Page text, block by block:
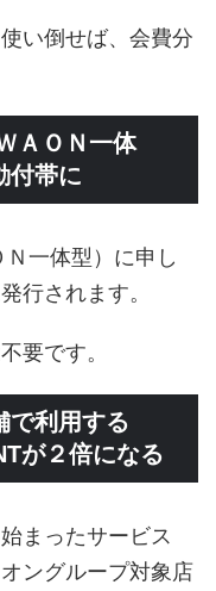
い倒せば、会費分
ＡＯＮ一体
付帯に
一体型）に申し
行されます。
要です。
で利用する
が２倍になる
まったサービス
ングループ対象店